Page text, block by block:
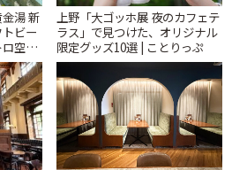
湯 新
ビー
空間
上野「大ゴッホ展 夜のカフェテ
ラス」で見つけた、オリジナル
限定グッズ10選 | ことりっぷ